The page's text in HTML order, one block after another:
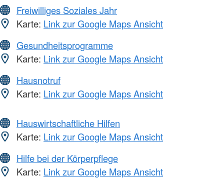
Freiwilliges Soziales Jahr
Karte: Link zur Google Maps Ansicht
Gesundheitsprogramme
Karte: Link zur Google Maps Ansicht
Hausnotruf
Karte: Link zur Google Maps Ansicht
Hauswirtschaftliche Hilfen
Karte: Link zur Google Maps Ansicht
Hilfe bei der Körperpflege
Karte: Link zur Google Maps Ansicht